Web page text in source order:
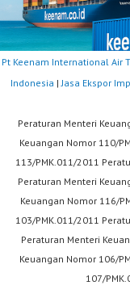
Pt Keenam International Air
Indonesia | Jasa Ekspor
Peraturan Menteri
Keuangan Nomor 110/
113/PMK.011/2011
Peraturan Menteri
Keuangan Nomor 116/
103/PMK.011/2011
Peraturan Menteri
Keuangan Nomor 106/
107/